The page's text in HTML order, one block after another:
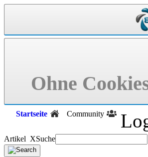
Ohne
Startseite Community
Artikel XSuche